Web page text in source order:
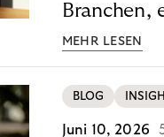
Branchen,
MEHR LESEN
BLOG
Juni 10, 2026